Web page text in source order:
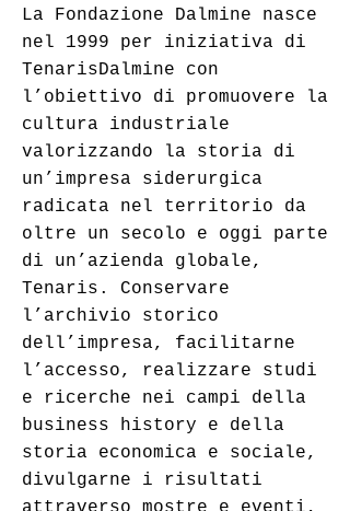
La Fondazione Dalmine nasce
nel 1999 per iniziativa di
TenarisDalmine con
l’obiettivo di promuovere la
cultura industriale
valorizzando la storia di
un’impresa siderurgica
radicata nel territorio da
oltre un secolo e oggi parte
di un’azienda globale,
Tenaris. Conservare
l’archivio storico
dell’impresa, facilitarne
l’accesso, realizzare studi
e ricerche nei campi della
business history e della
storia economica e sociale,
divulgarne i risultati